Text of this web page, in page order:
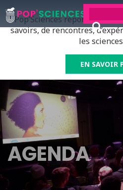
Pop’Sciences répond à tous
savoirs, de rencontres,
les
EN SAVOIR
AGENDA